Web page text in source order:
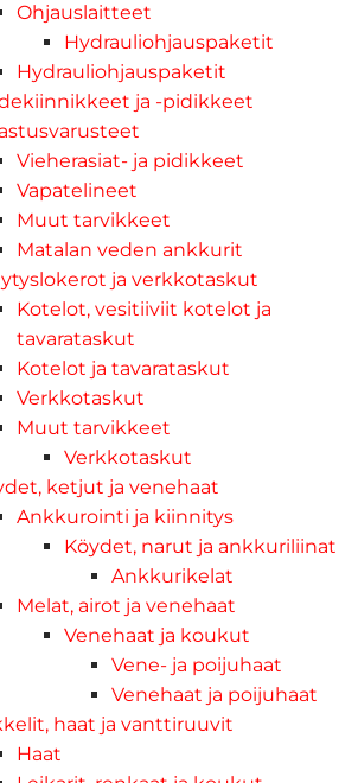
Ohjauslaitteet
Hydrauliohjauspaketit
Hydrauliohjauspaketit
ja -pidikkeet
Vieherasiat- ja pidikkeet
Vapatelineet
Muut tarvikkeet
Matalan veden ankkurit
ja verkkotaskut
Kotelot, vesitiiviit kotelot ja
tavarataskut
Kotelot ja tavarataskut
Verkkotaskut
Muut tarvikkeet
Verkkotaskut
ketjut ja venehaat
Ankkurointi ja kiinnitys
Köydet, narut ja ankkuriliinat
Ankkurikelat
Melat, airot ja venehaat
Venehaat ja koukut
Vene- ja poijuhaat
Venehaat ja poijuhaat
haat ja vanttiruuvit
Haat